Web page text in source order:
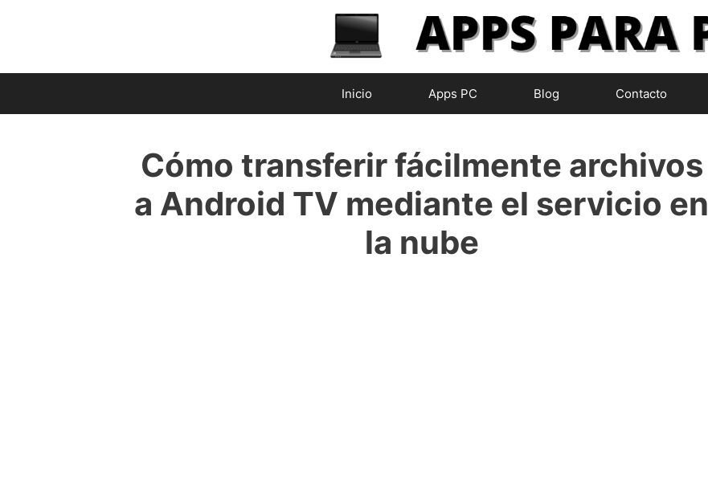
Inicio Apps PC Blog Contacto
Cómo transferir fácilmente archivos
a Android TV mediante el servicio en
la nube